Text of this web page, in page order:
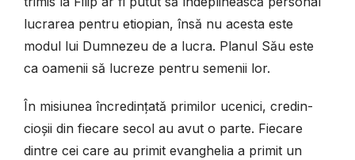
lucrarea pentru etiopian, însă nu acesta este
modul lui Dumnezeu de a lucra. Planul Său este
ca oamenii să lucreze pentru semenii lor.
În misiunea încredințată primilor ucenici, credin-
cioșii din fiecare secol au avut o parte. Fiecare
dintre cei care au primit evanghelia a primit un